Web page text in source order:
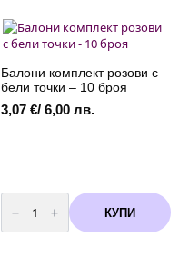
12,78 €
/
variants.
The
options
may
be
chosen
on
Балони комплект розови с
бели точки – 10 броя
3,07 €/ 6,00 лв.
количество
за
Балони
комплект
КУПИ